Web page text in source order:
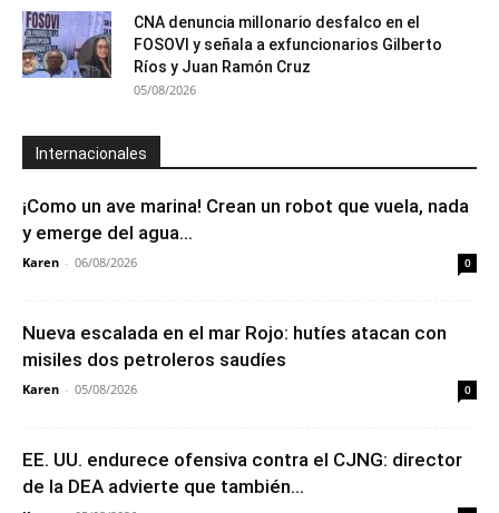
CNA denuncia millonario desfalco en el
FOSOVI y señala a exfuncionarios Gilberto
Ríos y Juan Ramón Cruz
05/08/2026
Internacionales
¡Como un ave marina! Crean un robot que vuela, nada
y emerge del agua...
Karen - 06/08/2026 0
Nueva escalada en el mar Rojo: hutíes atacan con
misiles dos petroleros saudíes
Karen - 05/08/2026 0
EE. UU. endurece ofensiva contra el CJNG: director
de la DEA advierte que también...